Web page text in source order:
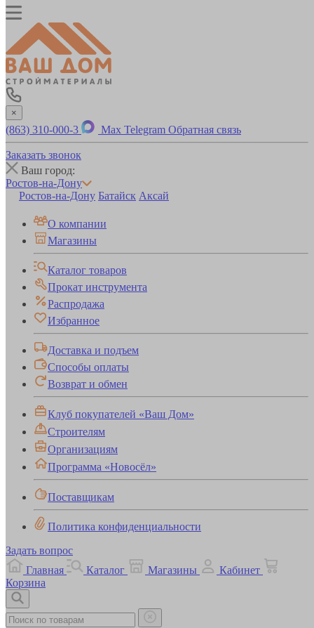
×
(863) 310-000-3 Max Telegram Обратная связь
Заказать звонок
Ваш город:
Ростов-на-Дону
Ростов-на-Дону Батайск Аксай
О компании
Магазины
Каталог товаров
Прокат инструмента
Распродажа
Избранное
Доставка и подъем
Способы оплаты
Возврат и обмен
Клуб покупателей «Ваш Дом»
Строителям
Организациям
Программа «Новосёл»
Поставщикам
Политика конфиденциальности
Задать вопрос
Главная
Каталог Магазины
Кабинет
Корзина